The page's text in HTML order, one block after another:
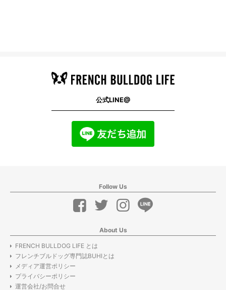
公式LINE@
Follow Us
About Us
FRENCH BULLDOG LIFE とは
フレンチブルドッグ専門誌BUHIとは
メディア運営ポリシー
プライバシーポリシー
運営会社/お問合せ